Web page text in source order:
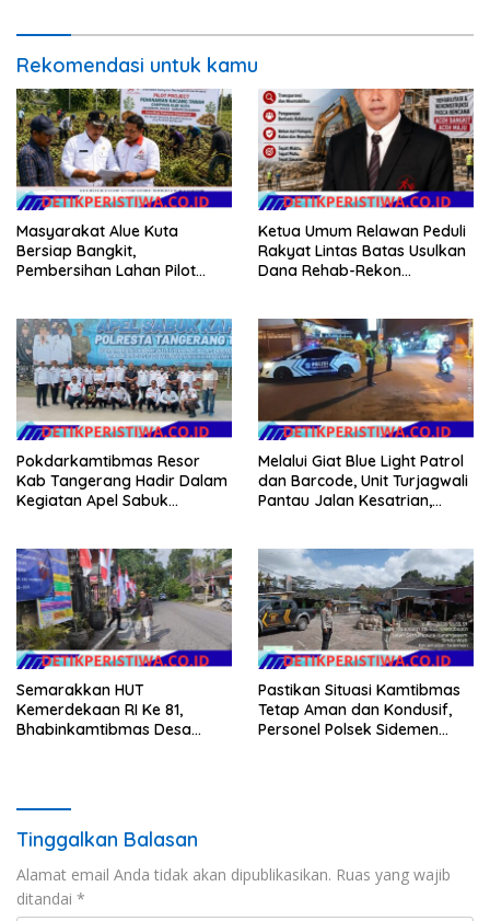
Rekomendasi untuk kamu
Masyarakat Alue Kuta
Bersiap Bangkit,
Pembersihan Lahan Pilot
Ketua Umum Relawan Peduli
Rakyat Lintas Batas Usulkan
Dana Rehab-Rekon
Pemerintah Pusat
Pokdarkamtibmas Resor
Kab Tangerang Hadir Dalam
Kegiatan Apel Sabuk
Melalui Giat Blue Light Patrol
dan Barcode, Unit Turjagwali
Pantau Jalan Kesatrian,
Semarakkan HUT
Kemerdekaan RI Ke 81,
Bhabinkamtibmas Desa
Pastikan Situasi Kamtibmas
Tetap Aman dan Kondusif,
Personel Polsek Sidemen
Tinggalkan Balasan
Alamat email Anda tidak akan dipublikasikan. Ruas yang wajib
ditandai *